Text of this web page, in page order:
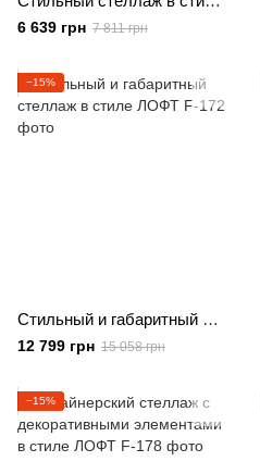
6 639 грн 7 811 грн
−15%
Стильный и габаритный стеллаж в стиле ЛОФТ
12 799 грн 15 058 грн
−15%